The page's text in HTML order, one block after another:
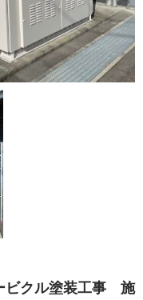
ビクル塗装工事 施